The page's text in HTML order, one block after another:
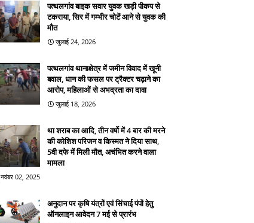
पत्थलगांव बाइक सवार युवक खड़ी पीकप से
टकराया, सिर में गम्भीर चोटें आने से युवक की
मौत
जुलाई 24, 2026
पत्थलगांव थानाक्षेत्र में जमीन विवाद में खूनी
बवाल, धान की फसल पर ट्रैक्टर चढ़ाने का
आरोप, महिलाओं से अभद्रता का दावा
जुलाई 18, 2026
था शराब का आदि, तीन वर्षो में 4 बार की मरने
की कोशिश परिजन व किस्मत ने दिया साथ,
5वी दफे में मिली मौत, अचंभित करने वाला
मामला
नवंबर 02, 2025
अनुदान पर कृषि यंत्रों एवं सिंचाई पंपों हेतु
ऑनलाइन आवेदन 7 मई से प्रारंभ